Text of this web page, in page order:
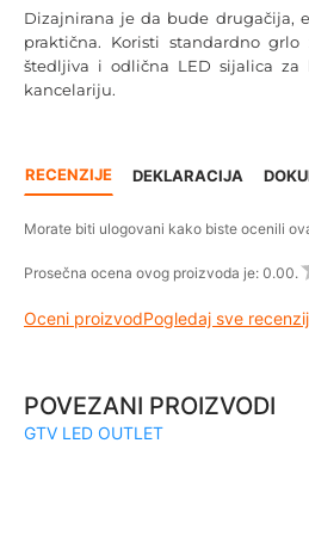
Dizajnirana je da bude drugačija,
praktična. Koristi standardno
štedljiva i odlična LED sijalica za
kancelariju.
RECENZIJE DEKLARACIJA
Morate biti ulogovani kako biste ocenili
Prosečna ocena ovog proizvoda je: 0.00.
Oceni proizvodPogledaj sve
POVEZANI PROIZVODI
GTV LED OUTLET